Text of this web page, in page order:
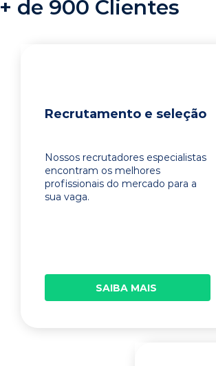
+ de 900 Clientes
Recrutamento e seleção
Nossos recrutadores especialistas
encontram os melhores
profissionais do mercado para a
sua vaga.
SAIBA MAIS